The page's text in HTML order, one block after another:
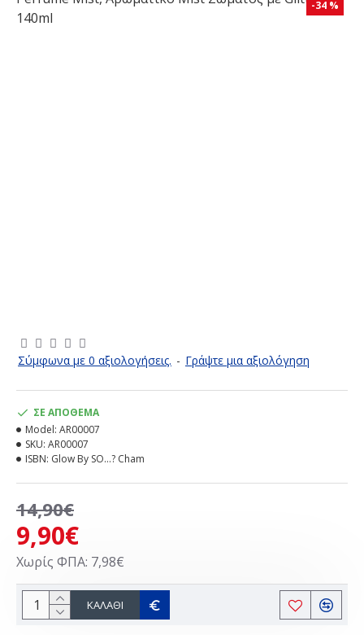
-34 %
Σύμφωνα με 0 αξιολογήσεις. - Γράψτε μια αξιολόγηση
9,90€
14,90€
Χωρίς ΦΠΑ: 7,98€
ΣΕ ΑΠΌΘΕΜΑ
Model: AR00007
SKU: AR00007
ISBN: Glow By SO…? Cham
ΚΑΛΆΘΙ